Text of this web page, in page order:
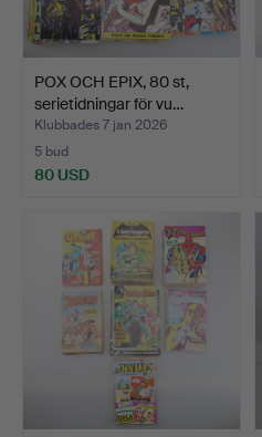
POX OCH EPIX, 80 st,
serietidningar för vu…
Klubbades 7 jan 2026
5 bud
80 USD